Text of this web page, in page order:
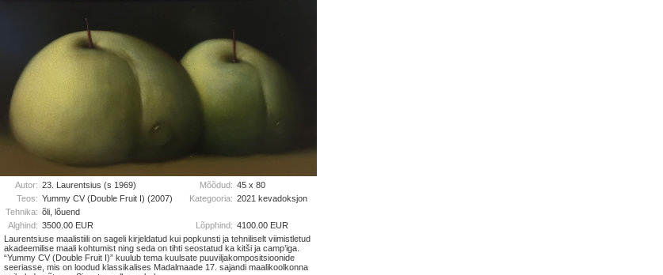
Autor: 23. Laurentsius (s 1969) Mõõdud: 45 x 80
Teos: Yummy CV (Double Fruit I) (2007) Kategooria: 2021 kevadoksjon
Tehnika: õli, lõuend
Alghind: 3500.00 EUR Lõpphind: 4100.00 EUR
Laurentsiuse maalistiili on sageli kirjeldatud kui popkunsti ja tehniliselt viimistletud
akadeemilise maali kohtumist ning seda on tihti seostatud ka kitši ja camp’iga.
“Yummy CV (Double Fruit I)” kuulub tema kuulsate puuviljakompositsioonide
seeriasse, mis on loodud klassikalises Madalmaade 17. sajandi maalikoolkonna